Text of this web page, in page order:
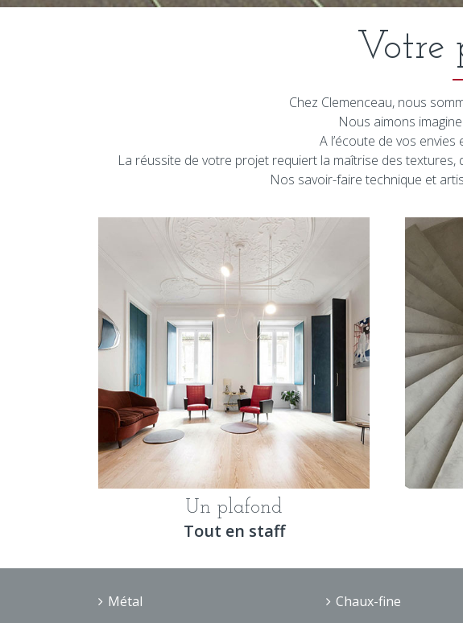
Votre
Chez Clemenceau, nous
Nous aimons
A l’écoute de vos
La réussite de votre projet requiert la maîtrise des
Nos savoir-faire technique et
Un plafond
Tout en staff
Métal Chaux-fine